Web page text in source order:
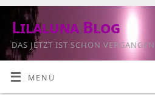
Lilaluna Blog
DAS JETZT IST SCHON
MENÜ